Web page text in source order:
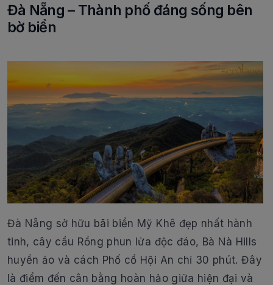
Đà Nẵng – Thành phố đáng sống bên
bờ biển
Đà Nẵng sở hữu bãi biển Mỹ Khê đẹp nhất hành
tinh, cây cầu Rồng phun lửa độc đáo, Bà Nà Hills
huyền ảo và cách Phố cổ Hội An chỉ 30 phút. Đây
là điểm đến cân bằng hoàn hảo giữa hiện đại và